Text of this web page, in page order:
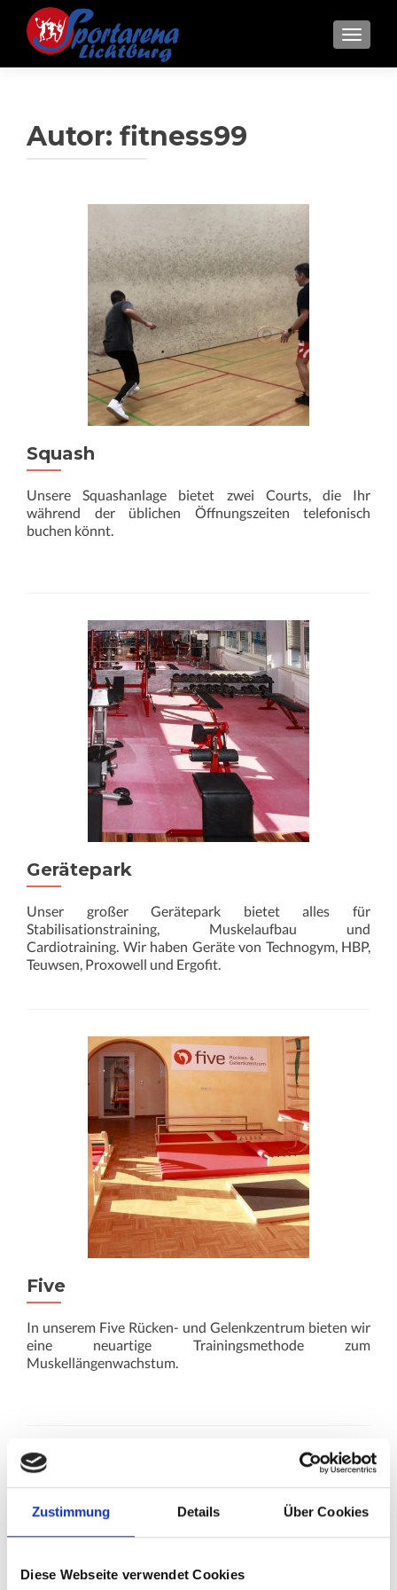
Zustimmung Details Über Cookies
Diese Webseite verwendet Cookies
Autor: fitness99
Squash
Unsere Squashanlage bietet zwei Courts, die Ihr
während der üblichen Öffnungszeiten telefonisch
buchen könnt.
Gerätepark
Unser großer Gerätepark bietet alles für
Stabilisationstraining, Muskelaufbau und
Cardiotraining. Wir haben Geräte von Technogym, HBP,
Teuwsen, Proxowell und Ergofit.
Five
In unserem Five Rücken- und Gelenkzentrum bieten wir
eine neuartige Trainingsmethode zum
Muskellängenwachstum.